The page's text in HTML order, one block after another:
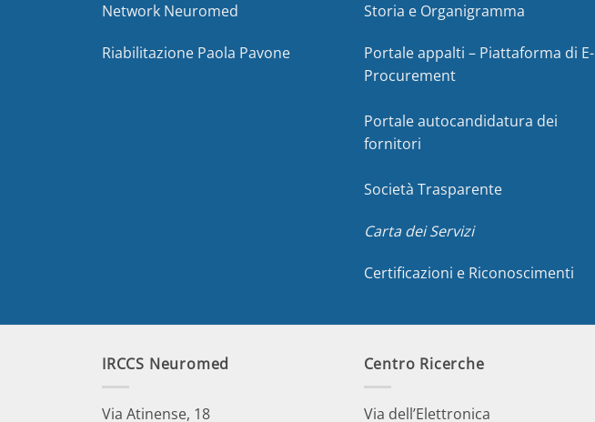
Network Neuromed
Riabilitazione Paola Pavone
Storia e Organigramma
Portale appalti – Piattaforma di E-
Procurement
Portale autocandidatura dei
fornitori
Società Trasparente
Carta dei Servizi
Certificazioni e Riconoscimenti
IRCCS Neuromed
Via Atinense, 18
Centro Ricerche
Via dell’Elettronica